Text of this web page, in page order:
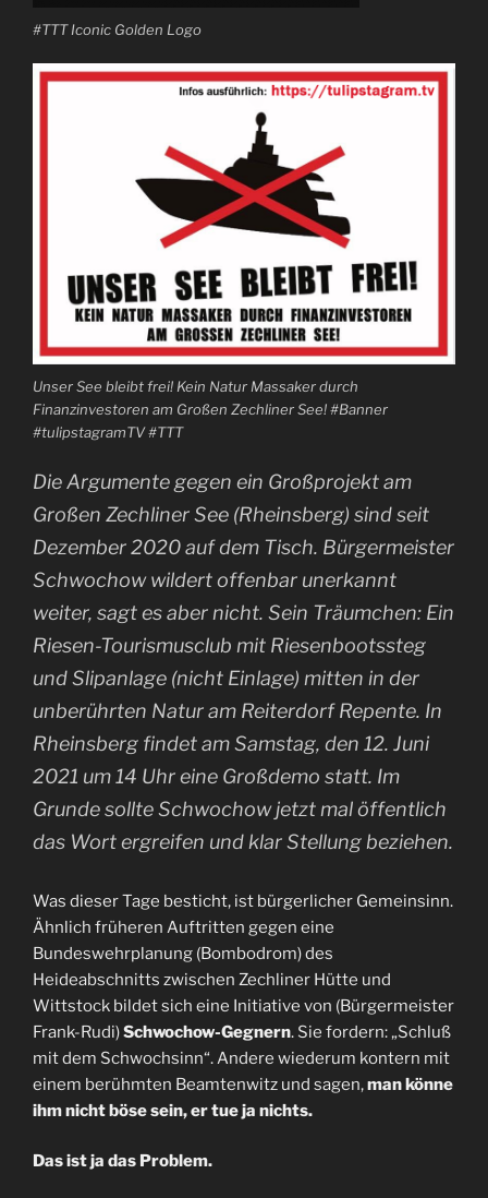
#TTT Iconic Golden Logo
Unser See bleibt frei! Kein Natur Massaker durch
Finanzinvestoren am Großen Zechliner See! #Banner
#tulipstagramTV #TTT
Die Argumente gegen ein Großprojekt am
Großen Zechliner See (Rheinsberg) sind seit
Dezember 2020 auf dem Tisch. Bürgermeister
Schwochow wildert offenbar unerkannt
weiter, sagt es aber nicht. Sein Träumchen: Ein
Riesen-Tourismusclub mit Riesenbootssteg
und Slipanlage (nicht Einlage) mitten in der
unberührten Natur am Reiterdorf Repente. In
Rheinsberg findet am Samstag, den 12. Juni
2021 um 14 Uhr eine Großdemo statt. Im
Grunde sollte Schwochow jetzt mal öffentlich
das Wort ergreifen und klar Stellung beziehen.
Was dieser Tage besticht, ist bürgerlicher Gemeinsinn.
Ähnlich früheren Auftritten gegen eine
Bundeswehrplanung (Bombodrom) des
Heideabschnitts zwischen Zechliner Hütte und
Wittstock bildet sich eine Initiative von (Bürgermeister
Frank-Rudi)Schwochow-Gegnern. Sie fordern: „Schluß
mit dem Schwochsinn“. Andere wiederum kontern mit
einem berühmten Beamtenwitz und sagen,man könne
ihm nicht böse sein, er tue ja nichts.
Das ist ja das Problem.